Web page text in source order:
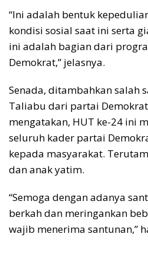
“Ini adalah bentuk
kondisi sosial saat ini serta
ini adalah bagian dari
Demokrat,” jelasnya.
Senada, ditambahkan salah
Taliabu dari partai
mengatakan, HUT ke-24 ini
seluruh kader partai
kepada masyarakat.
dan anak yatim.
“Semoga dengan adanya
berkah dan meringankan
wajib menerima santunan,”